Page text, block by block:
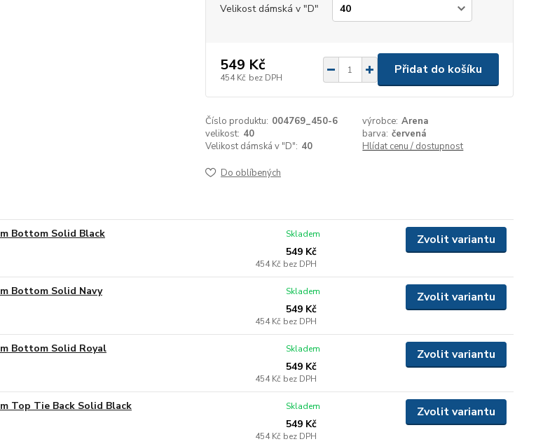
Velikost dámská v "D"
549 Kč
454 Kč bez DPH
Přidat do košíku
Číslo produktu: 004769_450-6 výrobce: Arena
velikost: 40 barva: červená
Velikost dámská v "D": 40 Hlídat cenu / dostupnost
Do oblíbených
Bottom Solid Black
549 Kč
454 Kč bez DPH
Skladem Zvolit variantu
Bottom Solid Navy
549 Kč
454 Kč bez DPH
Skladem Zvolit variantu
Bottom Solid Royal
549 Kč
454 Kč bez DPH
Skladem Zvolit variantu
Top Tie Back Solid Black
549 Kč
454 Kč bez DPH
Skladem Zvolit variantu